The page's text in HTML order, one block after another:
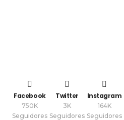
Facebook
750K
Seguidores
Twitter
3K
Seguidores
Instagram
164K
Seguidores